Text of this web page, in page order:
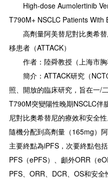
High-dose Aumolertinib
T790M+ NSCLC Patients With
高劑量阿美替尼對比奧希
移患者（ATTACK）
作者：陸舜教授（上海市胸
簡介：ATTACK研究（
照、開放的臨床研究，旨在一/
T790M突變陽性晚期NSCLC伴
尼對比奧希替尼的療效和安全
隨機分配到高劑量（165mg）
主要終點為iPFS，次要終點包
PFS（ePFS）、顱外ORR（
PFS、ORR、DCR、OS和安全